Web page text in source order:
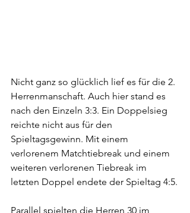
Nicht ganz so glücklich lief es für die 2.
Herrenmanschaft. Auch hier stand es
nach den Einzeln 3:3. Ein Doppelsieg
reichte nicht aus für den
Spieltagsgewinn. Mit einem
verlorenem Matchtiebreak und einem
weiteren verlorenen Tiebreak im
letzten Doppel endete der Spieltag 4:5.
Parallel spielten die Herren 30 im